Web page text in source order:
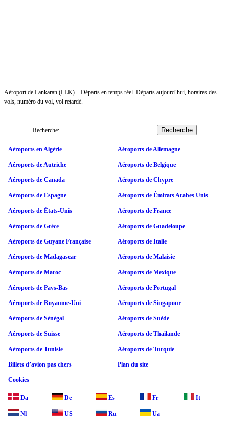
Aéroport de Lankaran (LLK) – Départs en temps réel. Départs aujourd’hui, horaires des
vols, numéro du vol, vol retardé.
Recherche:
Aéroports en Algérie Aéroports de Allemagne
Aéroports de Autriche Aéroports de Belgique
Aéroports de Canada Aéroports de Chypre
Aéroports de Espagne Aéroports de Émirats Arabes Unis
Aéroports de États-Unis Aéroports de France
Aéroports de Grèce Aéroports de Guadeloupe
Aéroports de Guyane Française Aéroports de Italie
Aéroports de Madagascar Aéroports de Malaisie
Aéroports de Maroc Aéroports de Mexique
Aéroports de Pays-Bas Aéroports de Portugal
Aéroports de Royaume-Uni Aéroports de Singapour
Aéroports de Sénégal Aéroports de Suède
Aéroports de Suisse Aéroports de Thaïlande
Aéroports de Tunisie Aéroports de Turquie
Billets d’avion pas chers Plan du site
Cookies
Da De Es Fr It
Nl US Ru Ua